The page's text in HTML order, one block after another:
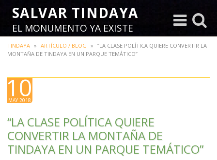
SALVAR TINDAYA
EL MONUMENTO YA EXISTE
search
Toggle
navigation
TINDAYA » ARTÍCULO / BLOG » “LA CLASE POLÍTICA QUIERE CONVERTIR LA
MONTAÑA DE TINDAYA EN UN PARQUE TEMÁTICO”
10
MAY 2018
“LA CLASE POLÍTICA QUIERE
CONVERTIR LA MONTAÑA DE
TINDAYA EN UN PARQUE TEMÁTICO”